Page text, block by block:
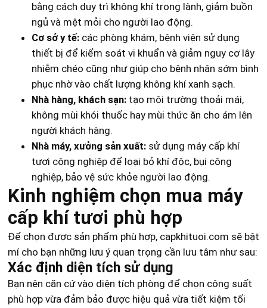
bằng cách duy trì không khí trong lành, giảm buồn
ngủ và mệt mỏi cho người lao động.
Cơ sở y tế: các phòng khám, bệnh viện sử dụng
thiết bị để kiểm soát vi khuẩn và giảm nguy cơ lây
nhiễm chéo cũng như giúp cho bệnh nhân sớm bình
phục nhờ vào chất lượng không khí xanh sạch.
Nhà hàng, khách sạn: tạo môi trường thoải mái,
không mùi khói thuốc hay mùi thức ăn cho ám lên
người khách hàng.
Nhà máy, xưởng sản xuất: sử dụng máy cấp khí
tươi công nghiệp để loại bỏ khí độc, bụi công
nghiệp, bảo vệ sức khỏe người lao động.
Kinh nghiệm chọn mua máy
cấp khí tươi phù hợp
Để chọn được sản phẩm phù hợp, capkhituoi.com sẽ bật
mí cho bạn những lưu ý quan trọng cần lưu tâm như sau:
Xác định diện tích sử dụng
Bạn nên căn cứ vào diện tích phòng để chọn công suất
phù hợp vừa đảm bảo được hiệu quả vừa tiết kiệm tối